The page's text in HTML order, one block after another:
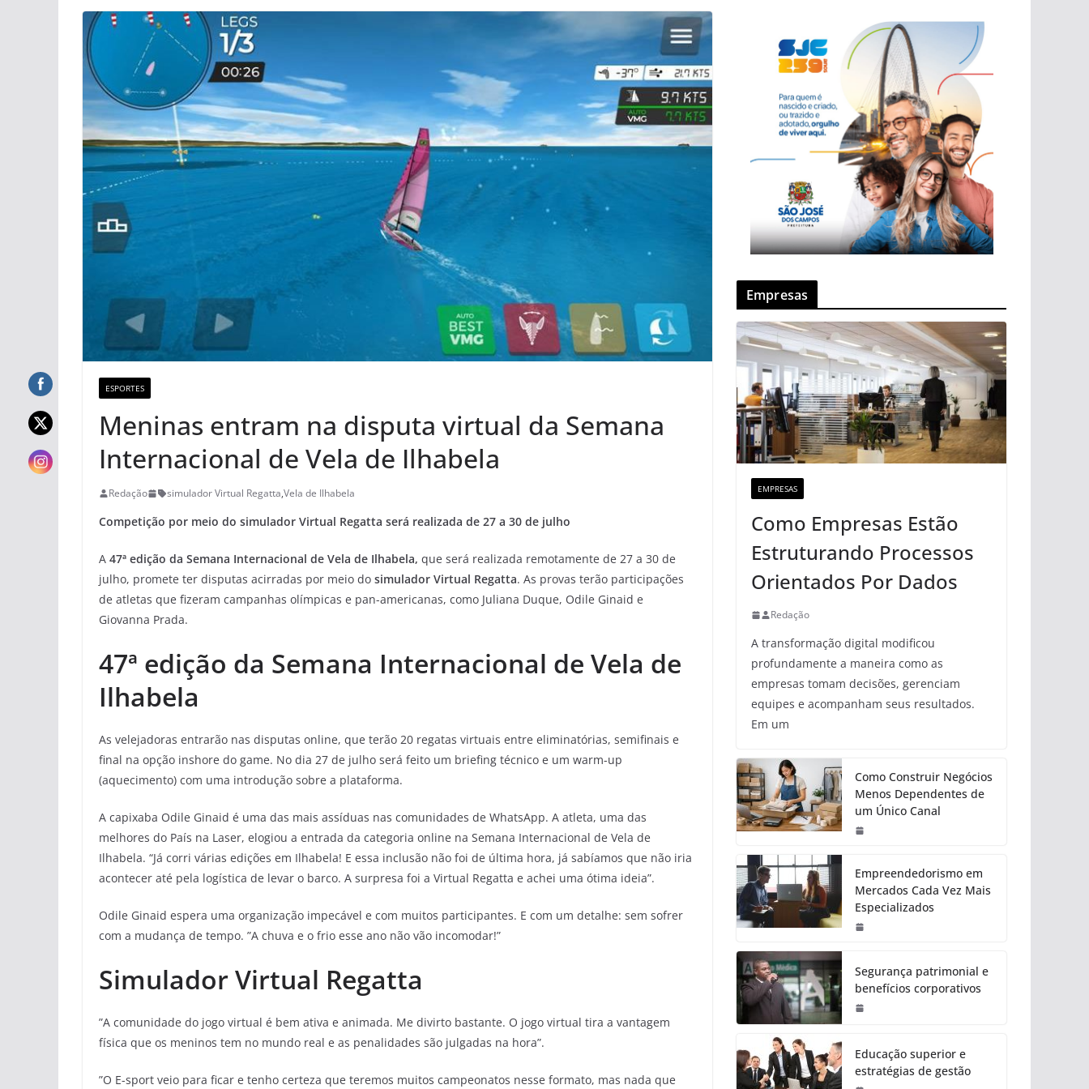
ESPORTES
Meninas entram na disputa virtual da Semana
Internacional de Vela de Ilhabela
Redação simulador Virtual Regatta,Vela de Ilhabela
Competição por meio do simulador Virtual Regatta será realizada de 27 a 30 de julho
A 47ª edição da Semana Internacional de Vela de Ilhabela, que será realizada remotamente de 27 a 30 de
julho, promete ter disputas acirradas por meio do simulador Virtual Regatta. As provas terão participações
de atletas que fizeram campanhas olímpicas e pan-americanas, como Juliana Duque, Odile Ginaid e
Giovanna Prada.
47ª edição da Semana Internacional de Vela de
Ilhabela
As velejadoras entrarão nas disputas online, que terão 20 regatas virtuais entre eliminatórias, semifinais e
final na opção inshore do game. No dia 27 de julho será feito um briefing técnico e um warm-up
(aquecimento) com uma introdução sobre a plataforma.
A capixaba Odile Ginaid é uma das mais assíduas nas comunidades de WhatsApp. A atleta, uma das
melhores do País na Laser, elogiou a entrada da categoria online na Semana Internacional de Vela de
Ilhabela. “Já corri várias edições em Ilhabela! E essa inclusão não foi de última hora, já sabíamos que não iria
acontecer até pela logística de levar o barco. A surpresa foi a Virtual Regatta e achei uma ótima ideia”.
Odile Ginaid espera uma organização impecável e com muitos participantes. E com um detalhe: sem sofrer
com a mudança de tempo. ”A chuva e o frio esse ano não vão incomodar!”
Simulador Virtual Regatta
”A comunidade do jogo virtual é bem ativa e animada. Me divirto bastante. O jogo virtual tira a vantagem
física que os meninos tem no mundo real e as penalidades são julgadas na hora”.
”O E-sport veio para ficar e tenho certeza que teremos muitos campeonatos nesse formato, mas nada que
Empresas
EMPRESAS
Como Empresas Estão
Estruturando Processos
Orientados Por Dados
Redação
A transformação digital modificou
profundamente a maneira como as
empresas tomam decisões, gerenciam
equipes e acompanham seus resultados.
Em um
Como Construir Negócios
Menos Dependentes de
um Único Canal
Empreendedorismo em
Mercados Cada Vez Mais
Especializados
Segurança patrimonial e
benefícios corporativos
Educação superior e
estratégias de gestão